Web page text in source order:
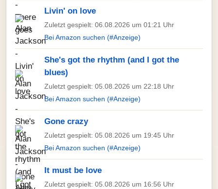
Livin' on love
Zuletzt gespielt: 06.08.2026 um 01:21 Uhr
Bei Amazon suchen (#Anzeige)
She's got the rhythm (and I got the
blues)
Zuletzt gespielt: 05.08.2026 um 22:18 Uhr
Bei Amazon suchen (#Anzeige)
Gone crazy
Zuletzt gespielt: 05.08.2026 um 19:45 Uhr
Bei Amazon suchen (#Anzeige)
It must be love
Zuletzt gespielt: 05.08.2026 um 16:56 Uhr